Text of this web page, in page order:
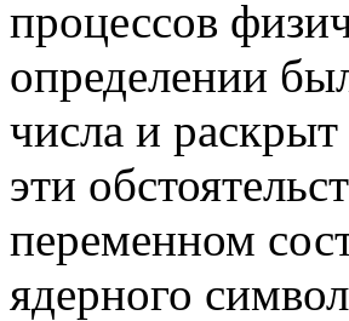
процессов
определении
числа и
эти
переменном
ядерного